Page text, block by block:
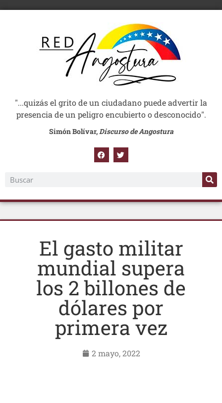
"...quizás el grito de un ciudadano puede advertir la
presencia de un peligro encubierto o desconocido".
Simón Bolívar,Discurso de Angostura
El gasto militar
mundial supera
los 2 billones de
dólares por
primera vez
2 mayo, 2022